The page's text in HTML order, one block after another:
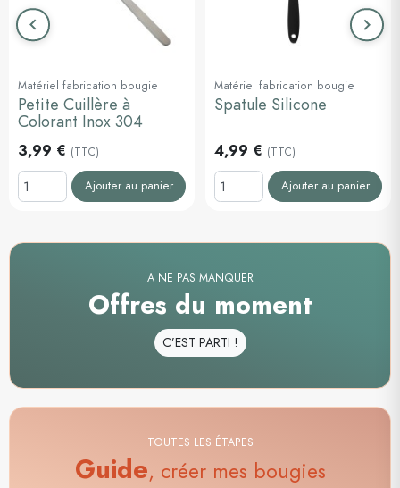
Précédent
keyboard_arrow_left
Matériel fabrication bougie
Petite Cuillère à
Colorant Inox 304
3,99 € (TTC)
Ajouter au panier
Matériel fabrication bougie
Spatule Silicone
4,99 € (TTC)
Ajouter au panier
keyboard_arrow_right
A NE PAS MANQUER
Offres du moment
C’EST PARTI !
TOUTES LES ÉTAPES
Guide, créer mes bougies